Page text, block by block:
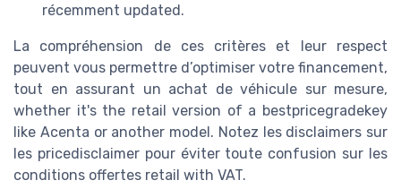
récemment updated.
La compréhension de ces critères et leur respect
peuvent vous permettre d’optimiser votre financement,
tout en assurant un achat de véhicule sur mesure,
whether it's the retail version of a bestpricegradekey
like Acenta or another model. Notez les disclaimers sur
les pricedisclaimer pour éviter toute confusion sur les
conditions offertes retail with VAT.